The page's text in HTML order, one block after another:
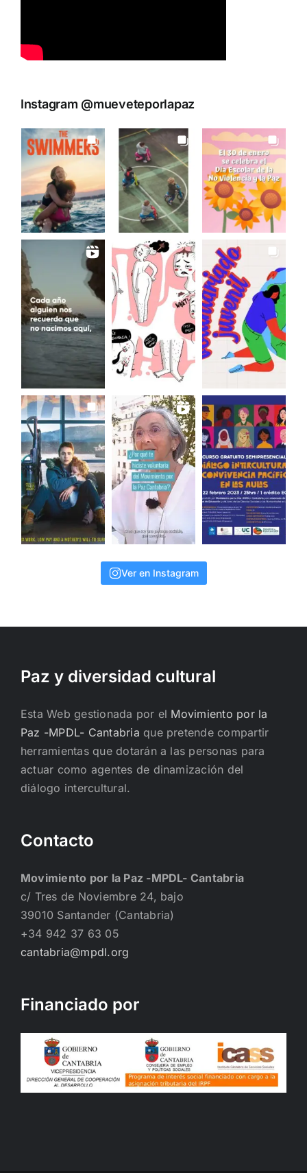
Instagram @mueveteporlapaz
Ver en Instagram
Paz y diversidad cultural
Esta Web gestionada por el Movimiento por la
Paz -MPDL- Cantabria que pretende compartir
herramientas que dotarán a las personas para
actuar como agentes de dinamización del
diálogo intercultural.
Contacto
Movimiento por la Paz -MPDL- Cantabria
c/ Tres de Noviembre 24, bajo
39010 Santander (Cantabria)
+34 942 37 63 05
cantabria@mpdl.org
Financiado por